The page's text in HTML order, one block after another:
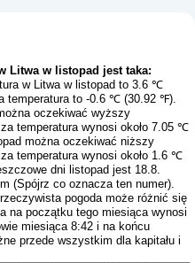
Litwa w listopad jest taka:
w Litwa w listopad to 3.6 ℃
temperatura to -0.6 ℃ (30.92 ℉).
oczekiwać wyższy
temperatura wynosi około 7.05 ℃
można oczekiwać niższy
temperatura wynosi około 1.6 ℃
dni listopad jest 18.8.
(Spójrz co oznacza ten numer).
pogoda może różnić się
na początku tego miesiąca wynosi
miesiąca 8:42 i na końcu
przede wszystkim dla kapitału i